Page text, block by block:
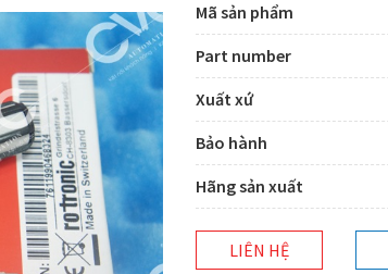
Mã sản phẩm
Part number
Xuất xứ
Bảo hành
Hãng sản xuất
LIÊN HỆ